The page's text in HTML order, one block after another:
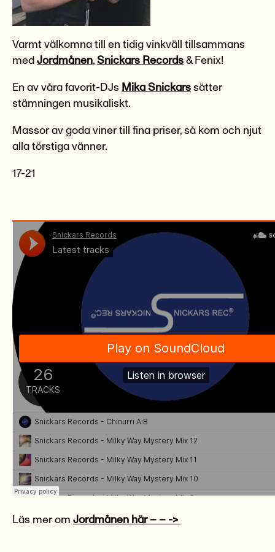
Varmt välkomna till en tidig vinkväll tillsammans
med Jordmånen, Snickars Records & Fenix!
En av våra favorit-DJs Mika Snickars sätter
stämningen musikaliskt.
Massor av goda viner till fina priser, så kom och njut
alla törstiga vänner.
17-21
Läs mer om Jordmånen här – – ->